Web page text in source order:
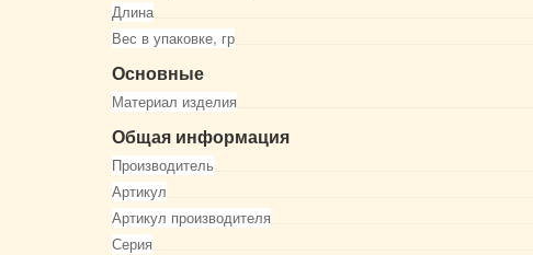
Длина
Вес в упаковке, гр
Основные
Материал изделия
Общая информация
Производитель
Артикул
Артикул производителя
Серия